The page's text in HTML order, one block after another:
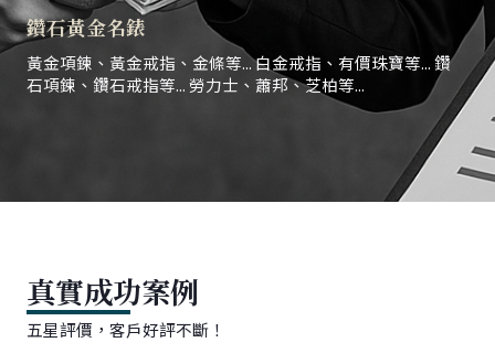
鑽石黃金名錶
黃金項鍊、黃金戒指、金條等... 白金戒指、有價珠寶等... 鑽
石項鍊、鑽石戒指等... 勞力士、蕭邦、芝柏等...
真實成功案例
五星評價，客戶好評不斷！